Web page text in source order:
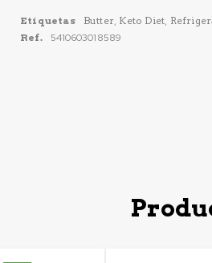
Etiquetas Butter, Keto Diet,
Ref.
5410603018589